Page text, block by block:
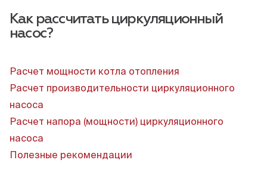
Как рассчитать циркуляционный
насос?
Расчет мощности котла отопления
Расчет производительности циркуляционного
насоса
Расчет напора (мощности) циркуляционного
насоса
Полезные рекомендации